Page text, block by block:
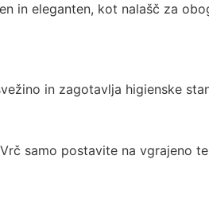
in eleganten, kot nalašč za
in zagotavlja higienske
samo postavite na vgrajeno